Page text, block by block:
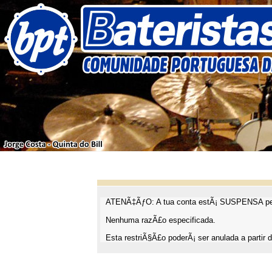
ATENÃ‡ÃƒO: A tua conta estÃ¡ SUSPENSA
Nenhuma razÃ£o especificada.
Esta restriÃ§Ã£o poderÃ¡ ser anulada a partir